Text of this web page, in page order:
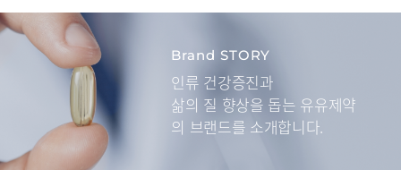
Brand STORY
인류 건강증진과
삶의 질 향상을 돕는 유유제약
의 브랜드를 소개합니다.